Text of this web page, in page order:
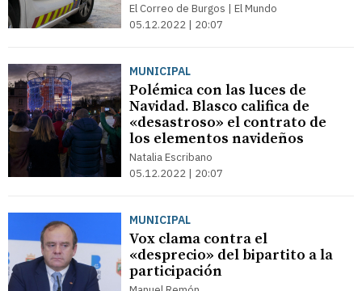
El Correo de Burgos | El Mundo
05.12.2022 | 20:07
MUNICIPAL
Polémica con las luces de
Navidad. Blasco califica de
«desastroso» el contrato de
los elementos navideños
Natalia Escribano
05.12.2022 | 20:07
MUNICIPAL
Vox clama contra el
«desprecio» del bipartito a la
participación